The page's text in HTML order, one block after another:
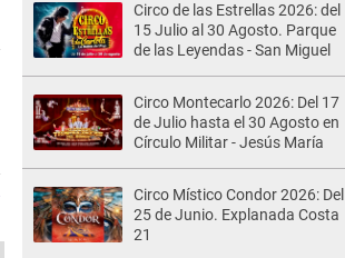
Circo de las Estrellas 2026: del
15 Julio al 30 Agosto. Parque
de las Leyendas - San Miguel
Circo Montecarlo 2026: Del 17
de Julio hasta el 30 Agosto en
Círculo Militar - Jesús María
Circo Místico Condor 2026: Del
25 de Junio. Explanada Costa
21